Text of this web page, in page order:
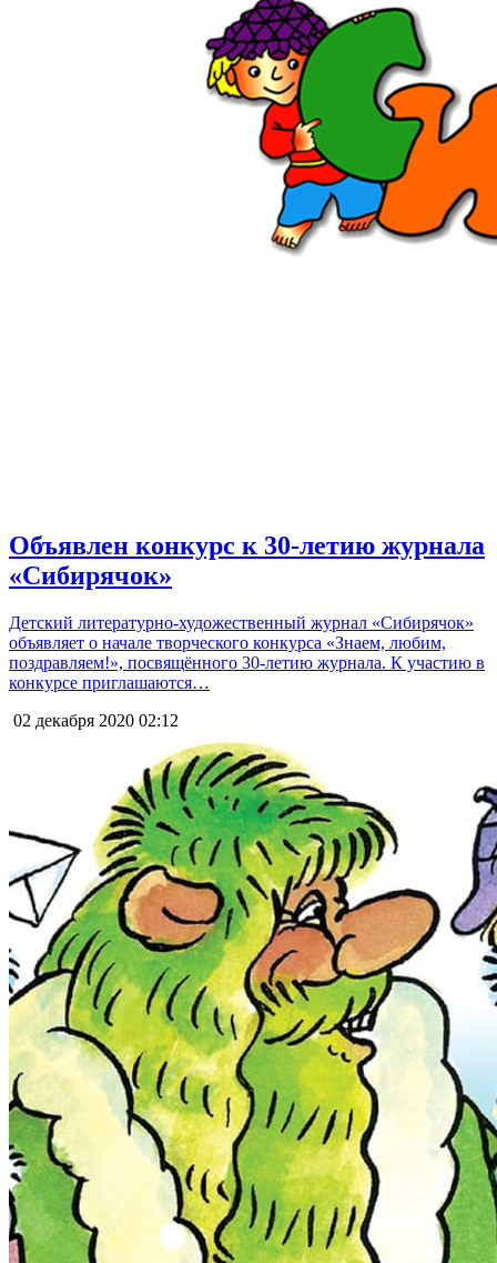
Объявлен конкурс к 30-летию журнала
«Сибирячок»
Детский литературно-художественный журнал «Сибирячок»
объявляет о начале творческого конкурса «Знаем, любим,
поздравляем!», посвящённого 30-летию журнала. К участию в
конкурсе приглашаются…
02 декабря 2020 02:12